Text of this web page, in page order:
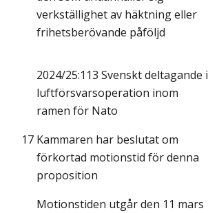
verkställighet av häktning eller
frihetsberövande påföljd
17
2024/25:113 Svenskt deltagande i
luftförsvarsoperation inom
ramen för Nato
Kammaren har beslutat om
förkortad motionstid för denna
proposition
Motionstiden utgår den 11 mars